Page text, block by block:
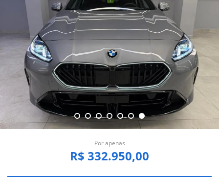
Por apenas
R$ 332.950,00